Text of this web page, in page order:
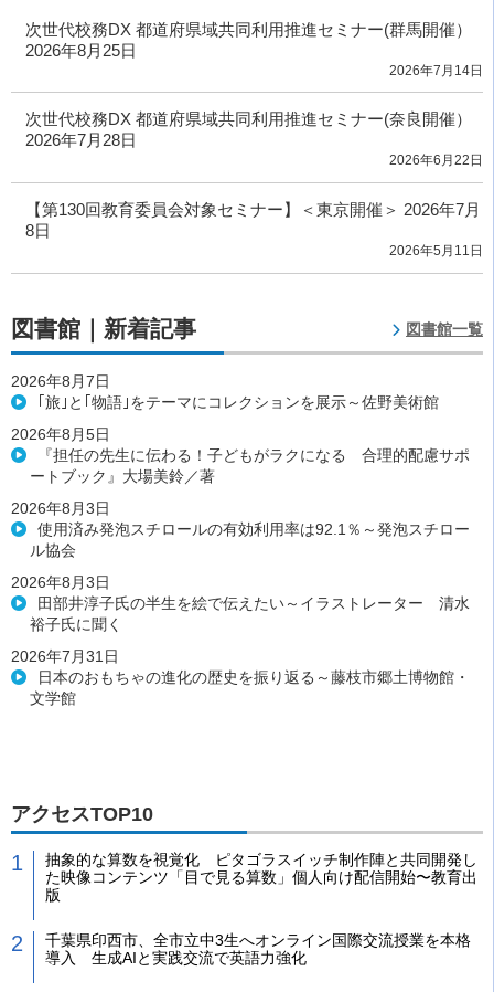
次世代校務DX 都道府県域共同利用推進セミナー(群馬開催）
2026年8月25日
2026年7月14日
次世代校務DX 都道府県域共同利用推進セミナー(奈良開催）
2026年7月28日
2026年6月22日
【第130回教育委員会対象セミナー】＜東京開催＞ 2026年7月
8日
2026年5月11日
図書館｜新着記事 図書館一覧
2026年8月7日
｢旅｣と｢物語｣をテーマにコレクションを展示～佐野美術館
2026年8月5日
『担任の先生に伝わる！子どもがラクになる 合理的配慮サポ
ートブック』大場美鈴／著
2026年8月3日
使用済み発泡スチロールの有効利用率は92.1％～発泡スチロー
ル協会
2026年8月3日
田部井淳子氏の半生を絵で伝えたい～イラストレーター 清水
裕子氏に聞く
2026年7月31日
日本のおもちゃの進化の歴史を振り返る～藤枝市郷土博物館・
文学館
アクセスTOP10
抽象的な算数を視覚化 ピタゴラスイッチ制作陣と共同開発し
た映像コンテンツ「目で見る算数」個人向け配信開始〜教育出
版
千葉県印西市、全市立中3生へオンライン国際交流授業を本格
導入 生成AIと実践交流で英語力強化